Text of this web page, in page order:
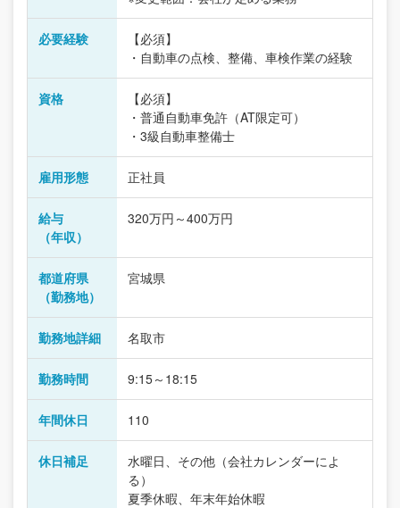
必要経験
【必須】
・自動車の点検、整備、車検作業の経験
資格
【必須】
・普通自動車免許（AT限定可）
・3級自動車整備士
雇用形態 正社員
給与
（年収）
320万円～400万円
都道府県
（勤務地）
宮城県
勤務地詳細 名取市
勤務時間 9:15～18:15
年間休日 110
休日補足
水曜日、その他（会社カレンダーによ
る）
夏季休暇、年末年始休暇